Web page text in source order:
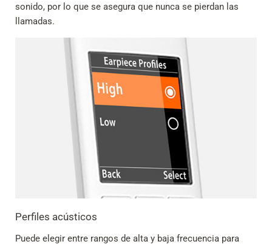
sonido, por lo que se asegura que nunca se pierdan las
llamadas.
Perfiles acústicos
Puede elegir entre rangos de alta y baja frecuencia para